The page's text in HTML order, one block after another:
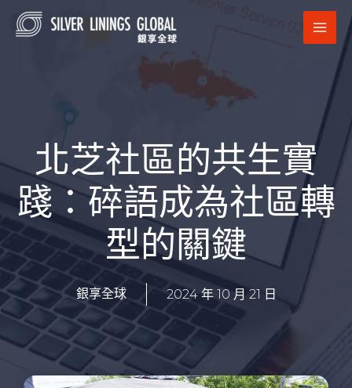
北芝社區的共生實
踐：碎語成為社區轉
型的關鍵
銀享全球 2024 年 10 月 21 日